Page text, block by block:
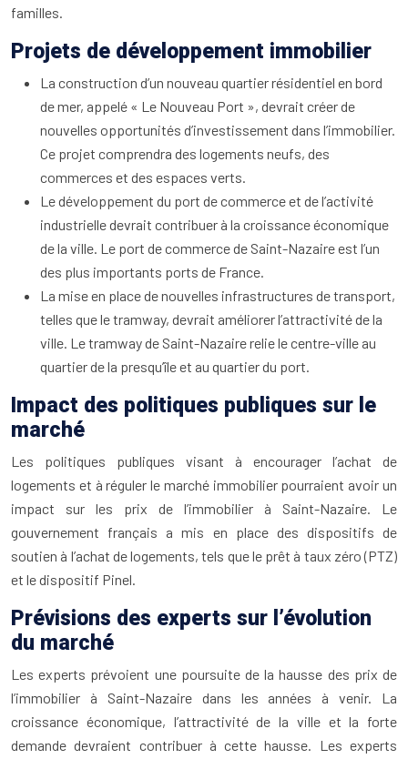
familles.
Projets de développement immobilier
La construction d’un nouveau quartier résidentiel en bord
de mer, appelé « Le Nouveau Port », devrait créer de
nouvelles opportunités d’investissement dans l’immobilier.
Ce projet comprendra des logements neufs, des
commerces et des espaces verts.
Le développement du port de commerce et de l’activité
industrielle devrait contribuer à la croissance économique
de la ville. Le port de commerce de Saint-Nazaire est l’un
des plus importants ports de France.
La mise en place de nouvelles infrastructures de transport,
telles que le tramway, devrait améliorer l’attractivité de la
ville. Le tramway de Saint-Nazaire relie le centre-ville au
quartier de la presqu’île et au quartier du port.
Impact des politiques publiques sur le
marché
Les politiques publiques visant à encourager l’achat de
logements et à réguler le marché immobilier pourraient avoir un
impact sur les prix de l’immobilier à Saint-Nazaire. Le
gouvernement français a mis en place des dispositifs de
soutien à l’achat de logements, tels que le prêt à taux zéro (PTZ)
et le dispositif Pinel.
Prévisions des experts sur l’évolution
du marché
Les experts prévoient une poursuite de la hausse des prix de
l’immobilier à Saint-Nazaire dans les années à venir. La
croissance économique, l’attractivité de la ville et la forte
demande devraient contribuer à cette hausse. Les experts